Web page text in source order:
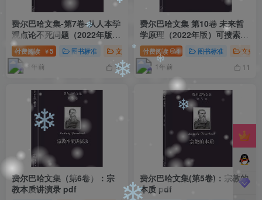
费尔巴哈文集-第7卷-从人本学
观点论不死问题（2022年版）
_可搜索pdf
付费阅读 ￥5 图书标准 文史哲新闻翻译 德国古典哲学 费尔巴哈
1年前 10
费尔巴哈文集 第10卷 未来哲
学原理（2022年版）可搜索
pdf
付费阅读 4 图书标准 文史
1年前 11
费尔巴哈文集（第6卷）：宗
教本质讲演录 pdf
费尔巴哈文集(第5卷)：宗教的
本质 pdf
❄
❄
❄
❄
❄